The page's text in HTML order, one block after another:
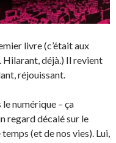
livre (c’était aux
. Hilarant, déjà.) Il revient
réjouissant.
numérique – ça
regard décalé sur le
(et de nos vies). Lui,